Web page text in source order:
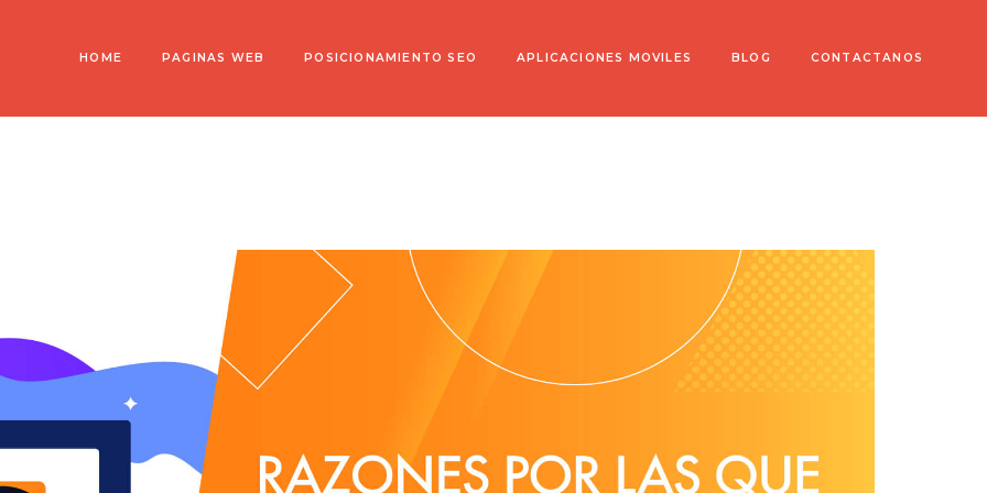
HOME PAGINAS WEB POSICIONAMIENTO SEO APLICACIONES MOVILES BLOG CONTACTANOS